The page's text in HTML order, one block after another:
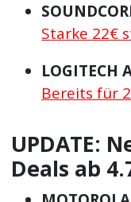
Starke 22€
LOGITECH
Bereits für
UPDATE:
Deals ab